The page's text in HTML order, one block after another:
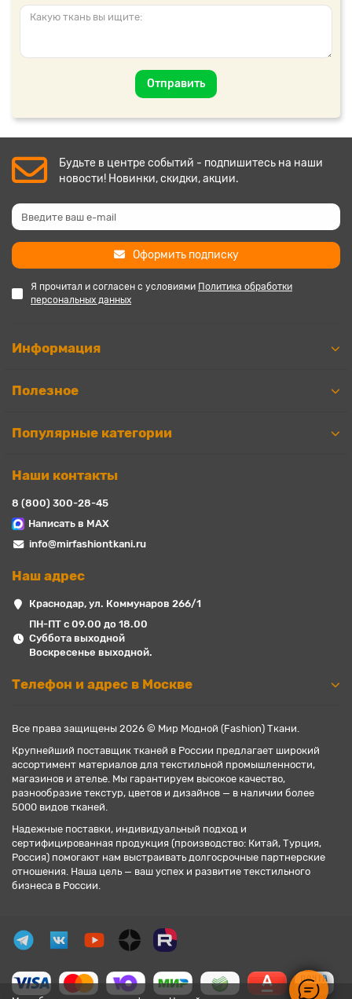
Отправить
Будьте в центре событий - подпишитесь на наши
новости! Новинки, скидки, акции.
Оформить подписку
Я прочитал и согласен с условиями Политика обработки
персональных данных
Информация
Полезное
Популярные категории
Наши контакты
8 (800) 300-28-45
Написать в MAX
info@mirfashiontkani.ru
Наш адрес
Краснодар, ул. Коммунаров 266/1
ПН-ПТ с 09.00 до 18.00
Суббота выходной
Воскресенье выходной.
Телефон и адрес в Москве
Все права защищены 2026 © Мир Модной (Fashion) Ткани.
Крупнейший поставщик тканей в России предлагает широкий
ассортимент материалов для текстильной промышленности,
магазинов и ателье. Мы гарантируем высокое качество,
разнообразие текстур, цветов и дизайнов — в наличии более
5000 видов тканей.
Надежные поставки, индивидуальный подход и
сертифицированная продукция (производство: Китай, Турция,
Россия) помогают нам выстраивать долгосрочные партнерские
отношения. Наша цель — ваш успех и развитие текстильного
бизнеса в России.